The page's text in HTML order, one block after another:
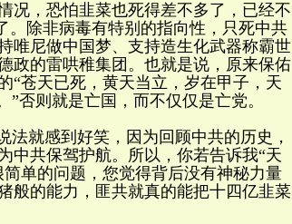
况，恐怕韭菜也死得差不多了，已经不
。除非病毒有特别的指向性，只死中共
唯尼做中国梦、支持造生化武器称霸世
政的雷哄稚集团。也就是说，原来保佑
“苍天已死，黄天当立，岁在甲子，天
否则就是亡国，而不仅仅是亡党。
法就感到好笑，因为回顾中共的历史，
中共保驾护航。所以，你若告诉我“天
单的问题，您觉得背后没有神秘力量
般的能力，匪共就真的能把十四亿韭菜